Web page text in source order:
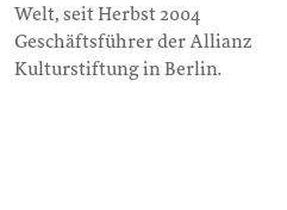
Welt, seit Herbst 2004
Geschäftsführer der Allianz
Kulturstiftung in Berlin.